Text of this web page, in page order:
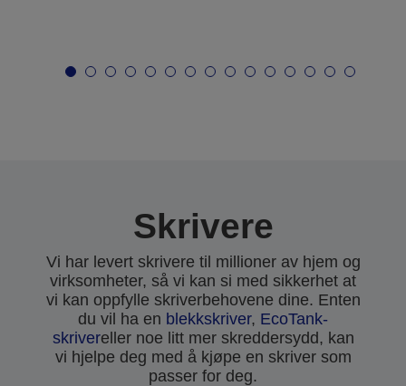
Skrivere
Vi har levert skrivere til millioner av hjem og
virksomheter, så vi kan si med sikkerhet at
vi kan oppfylle skriverbehovene dine. Enten
du vil ha en blekkskriver, EcoTank-
skrivereller noe litt mer skreddersydd, kan
vi hjelpe deg med å kjøpe en skriver som
passer for deg.